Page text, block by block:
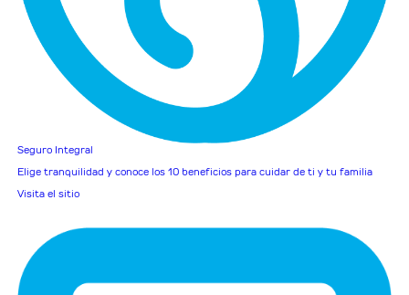
Seguro Integral
Elige tranquilidad y conoce los 10 beneficios para cuidar de ti y tu familia
Visita el sitio